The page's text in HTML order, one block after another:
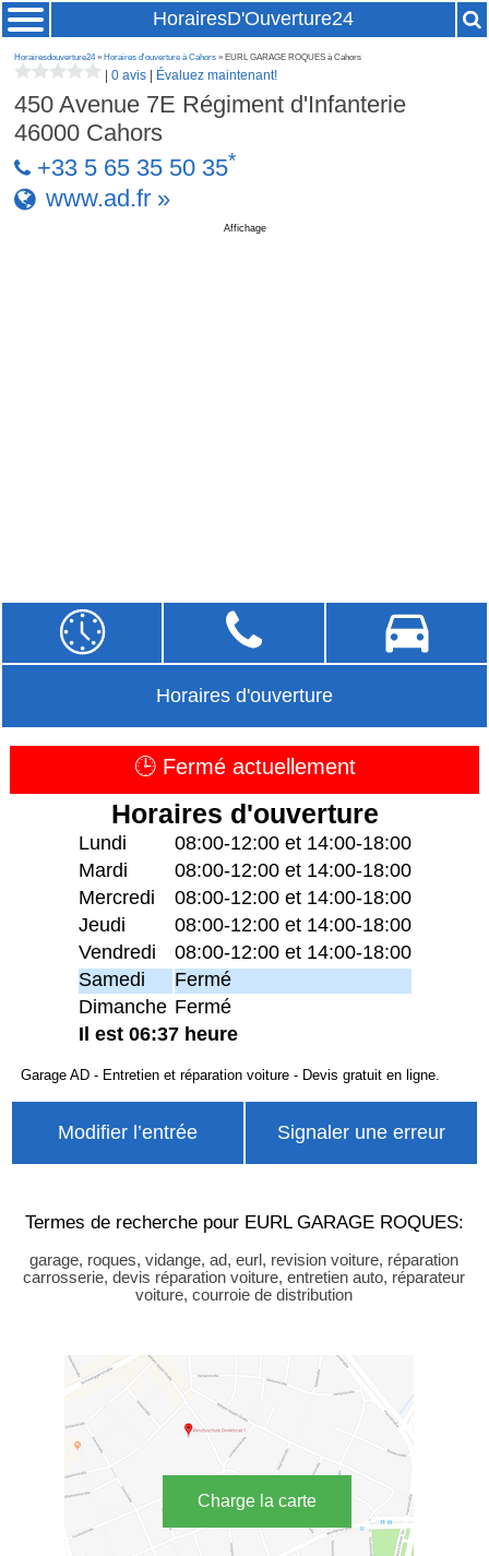
HorairesD'Ouverture24
Horairesdouverture24» Horaires d'ouverture à Cahors » EURL GARAGE ROQUES à Cahors
|0 avis Évaluez maintenant!
450 Avenue 7E Régiment d'Infanterie
46000 Cahors
+33 5 65 35 50 35*
www.ad.fr »
Affichage
Horaires d'ouverture
🕒 Fermé actuellement
Horaires d'ouverture
Lundi
08:00-12:00 et 14:00-18:00
Mardi
08:00-12:00 et 14:00-18:00
Mercredi
08:00-12:00 et 14:00-18:00
Jeudi
08:00-12:00 et 14:00-18:00
Vendredi
08:00-12:00 et 14:00-18:00
Samedi
Fermé
Dimanche Fermé
Il est 06:37 heure
Garage AD - Entretien et réparation voiture - Devis gratuit en ligne.
Modifier l’entrée Signaler une erreur
Termes de recherche pour EURL GARAGE ROQUES:
garage, roques, vidange, ad, eurl, revision voiture, réparation
carrosserie, devis réparation voiture, entretien auto, réparateur
voiture, courroie de distribution
Charge la carte